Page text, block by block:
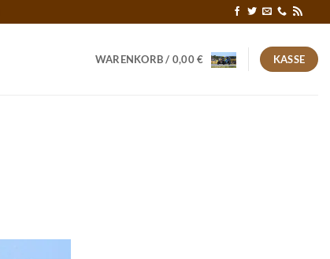
WARENKORB / 0,00€ KASSE